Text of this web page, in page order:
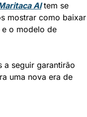
AI tem se
mostrar como baixar
e o modelo de
a seguir garantirão
uma nova era de